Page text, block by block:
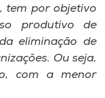
tem por objetivo
produtivo de
eliminação de
Ou seja,
com a menor